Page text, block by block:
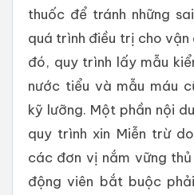
thuốc để tránh những
quá trình điều trị cho vận
đó, quy trình lấy mẫu
nước tiểu và mẫu máu
kỹ lưỡng. Một phần nội
quy trình xin Miễn trừ
các đơn vị nắm vững
động viên bắt buộc